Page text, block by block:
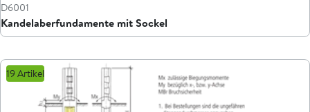
D6001
Kandelaberfundamente mit Sockel
19 Artikel